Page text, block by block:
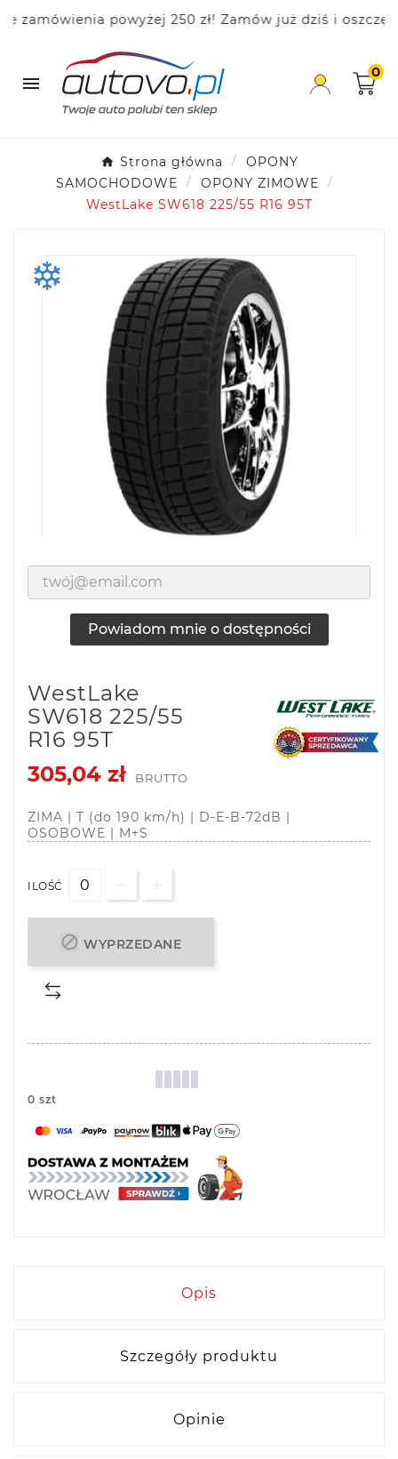
powyżej 250 zł! Zamów już dziś i oszczędzaj!

0
Strona główna
OPONY
SAMOCHODOWE
OPONY ZIMOWE
WestLake SW618 225/55 R16 95T
Powiadom mnie o dostępności
WestLake
SW618 225/55
R16 95T
305,04 zł
BRUTTO
ZIMA | T (do 190 km/h) | D-E-B-72dB |
OSOBOWE | M+S
ILOŚĆ
 WYPRZEDANE
0 szt
Opis
Szczegóły produktu
Opinie